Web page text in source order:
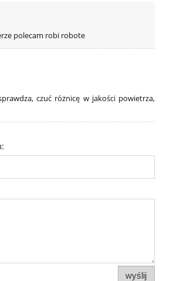
polecam robi robote
czuć różnicę w jakości powietrza,
wyślij